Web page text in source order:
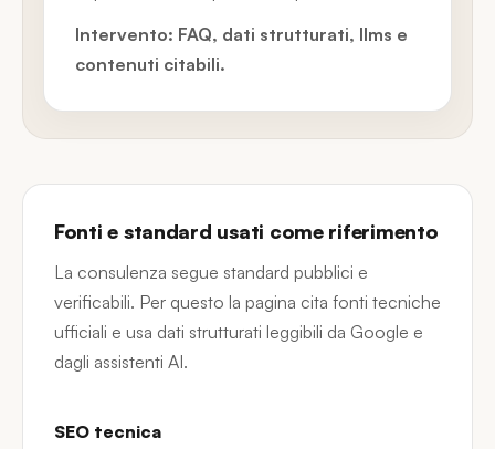
Intervento: FAQ, dati strutturati, llms e
contenuti citabili.
Fonti e standard usati come riferimento
La consulenza segue standard pubblici e
verificabili. Per questo la pagina cita fonti tecniche
ufficiali e usa dati strutturati leggibili da Google e
dagli assistenti AI.
SEO tecnica